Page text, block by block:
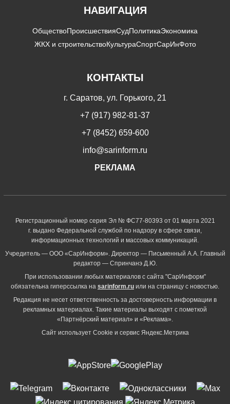
НАВИГАЦИЯ
ОбществоПроисшествияСудПолитикаЭкономика
ЖКХ и строительствоКультураСпортСарИнФото
КОНТАКТЫ
г. Саратов, ул. Горького, 21
+7 (917) 982-81-37
+7 (8452) 659-600
info@sarinform.ru
РЕКЛАМА
Регистрационный номер серия Эл № ФС77-80393 от 01 марта 2021
г. выдано Федеральной службой по надзору в сфере связи,
информационных технологий и массовых коммуникаций.
Учредитель — ООО «СарИнформ». Директор — Письменный А.А. Главный
редактор — Спринчанэ Д.Ю.
При использовании любых материалов с сайта "СарИнформ"
обязательна гиперссылка на sarinform.ru или на страницу с новостью.
Редакция не несет ответственность за достоверность информации в
рекламных материалах. Такие материалы выходят с пометкой
«Партнёрский материал» и «Реклама».
Сайт использует Cookie и сервиc Яндекс.Метрика